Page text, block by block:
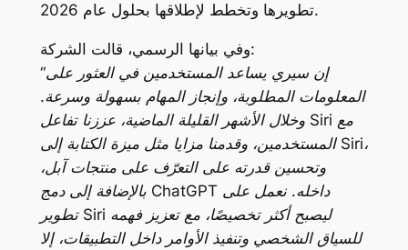
تطويرها وتخطط لإطلاقها بحلول عام 2026.
وفي بيانها الرسمي، قالت الشركة:
“إن سيري يساعد المستخدمين في العثور على
المعلومات المطلوبة، وإنجاز المهام بسهولة وسرعة.
وخلال الأشهر القليلة الماضية، عززنا تفاعل Siri مع
المستخدمين، وقدمنا مزايا مثل ميزة الكتابة إلى Siri،
وتحسين قدرته على التعرّف على منتجات آبل،
بالإضافة إلى دمج ChatGPT داخله. نعمل على
تطوير Siri ليصبح أكثر تخصيصًا، مع تعزيز فهمه
للسياق الشخصي وتنفيذ الأوامر داخل التطبيقات، إلا